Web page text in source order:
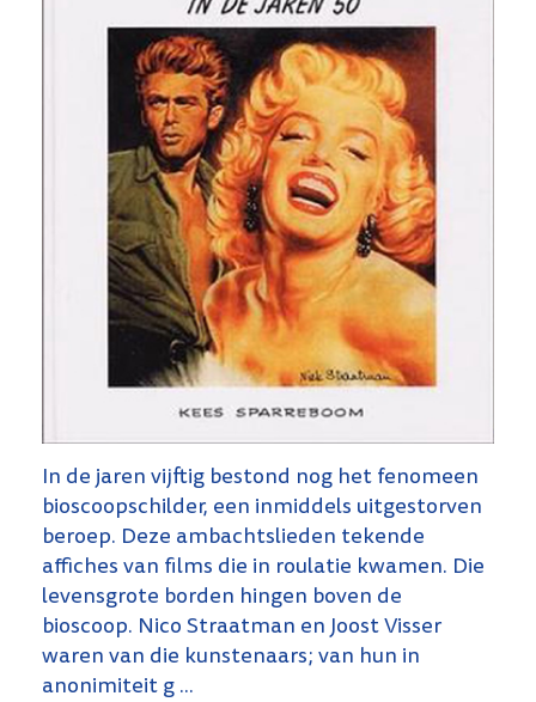
In de jaren vijftig bestond nog het fenomeen
bioscoopschilder, een inmiddels uitgestorven
beroep. Deze ambachtslieden tekende
affiches van films die in roulatie kwamen. Die
levensgrote borden hingen boven de
bioscoop. Nico Straatman en Joost Visser
waren van die kunstenaars; van hun in
anonimiteit g ...